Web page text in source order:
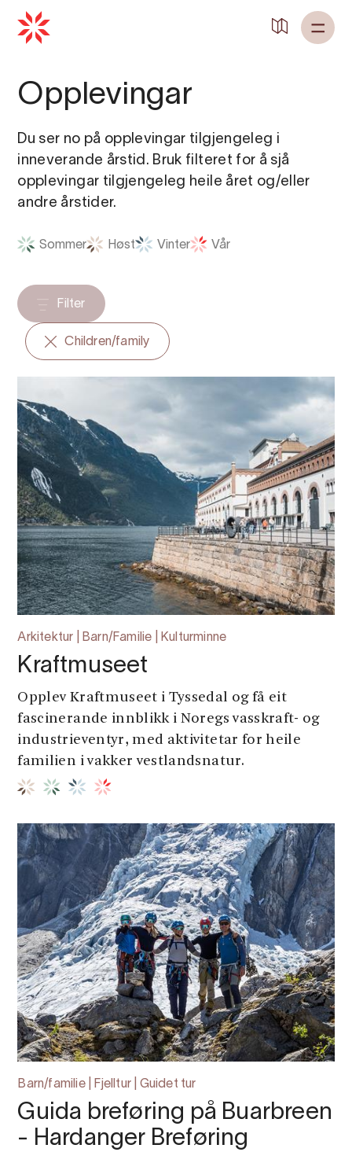
Opplevingar
Du ser no på opplevingar tilgjengeleg i
inneverande årstid. Bruk filteret for å sjå
opplevingar tilgjengeleg heile året og/eller
andre årstider.
Sommer Høst Vinter Vår
Filter
Children/family
Arkitektur | Barn/Familie | Kulturminne
Kraftmuseet
Opplev Kraftmuseet i Tyssedal og få eit
fascinerande innblikk i Noregs vasskraft- og
industrieventyr, med aktivitetar for heile
familien i vakker vestlandsnatur.
Barn/familie | Fjelltur | Guidet tur
Guida breføring på Buarbreen
- Hardanger Breføring